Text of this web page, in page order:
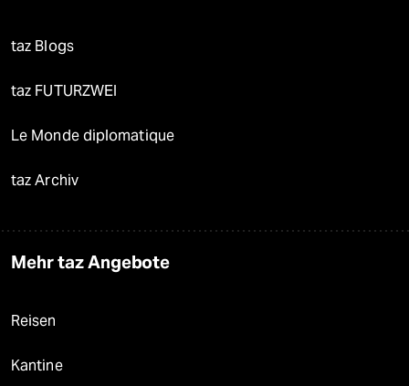
taz Blogs
taz FUTURZWEI
Le Monde diplomatique
taz Archiv
Mehr taz Angebote
Reisen
Kantine